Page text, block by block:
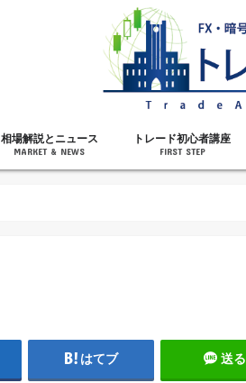
相場解説とニュース
MARKET & NEWS
トレード初心者講座
FIRST STEP
はてブ 送る